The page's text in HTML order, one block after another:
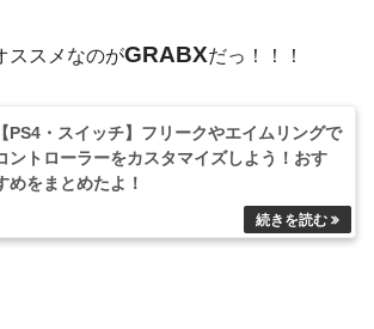
ススメなのがGRABXだっ！！！
【PS4・スイッチ】フリークやエイムリングで
ントローラーをカスタマイズしよう！おす
めをまとめたよ！